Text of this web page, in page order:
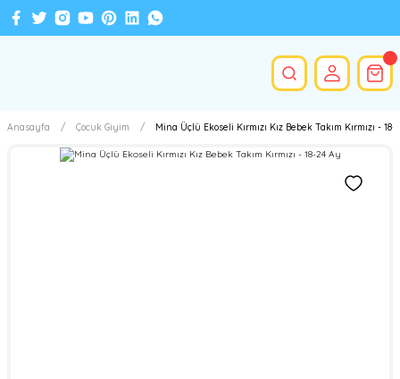
Anasayfa Çocuk Giyim Mina Üçlü Ekoseli Kırmızı Kız Bebek Takım Kırmızı - 18-